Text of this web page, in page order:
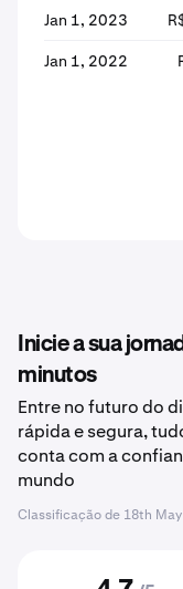
Jan 1, 2023
Jan 1, 2022
Inicie a sua
minutos
Entre no futuro do
rápida e segura,
conta com a
mundo
Classificação de 18th